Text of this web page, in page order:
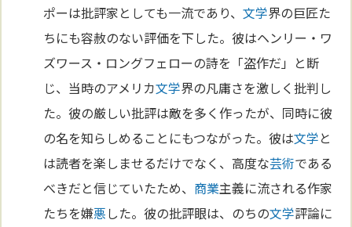
ポーは批評家としても一流であり、文学界の巨匠た
ちにも容赦のない評価を下した。彼はヘンリー・ワ
ズワース・ロングフェローの詩を「盗作だ」と断
じ、当時のアメリカ文学界の凡庸さを激しく批判し
た。彼の厳しい批評は敵を多く作ったが、同時に彼
の名を知らしめることにもつながった。彼は文学と
は読者を楽しませるだけでなく、高度な芸術である
べきだと信じていたため、 商業主義に流される作家
たちを嫌悪した。彼の批評眼は、のちの文学評論に